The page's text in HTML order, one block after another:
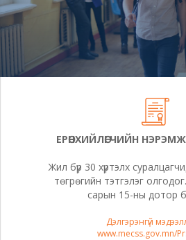
ЕРӨНХИЙЛӨГЧИЙН
Жил бүр 30 хүртэлх
төгрөгийн тэтгэлэг
сарын 15-ны дотор
Дэлгэрэнгүй
www.mecss.gov.mn/